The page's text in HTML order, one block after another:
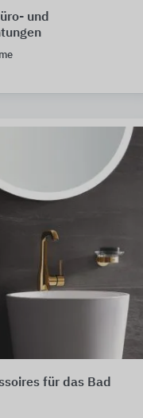
und
für das Bad